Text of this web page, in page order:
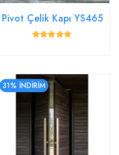
Pivot Çelik Kapı YS465
31% İNDİRİM